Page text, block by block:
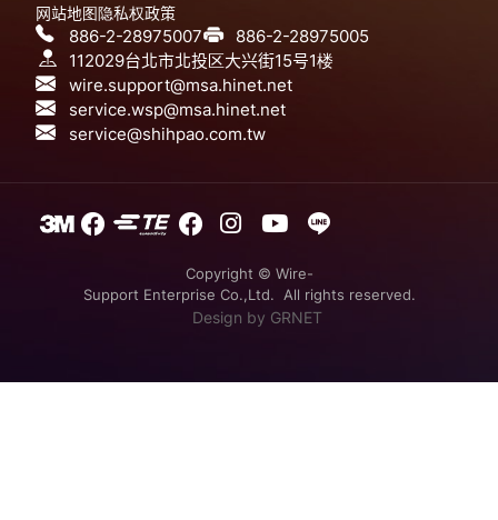
网站地图隐私权政策
886-2-28975007
886-2-28975005
112029台北市北投区大兴街15号1楼
wire.support@msa.hinet.net
service.wsp@msa.hinet.net
service@shihpao.com.tw
Copyright © Wire-
Support Enterprise Co.,Ltd. All rights reserved.
Design by GRNET